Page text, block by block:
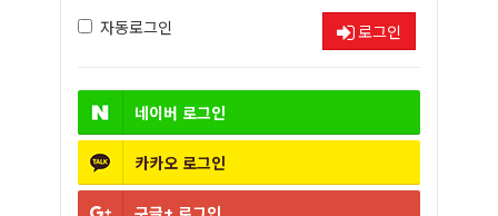
자동로그인 로그인
네이버 로그인
카카오 로그인